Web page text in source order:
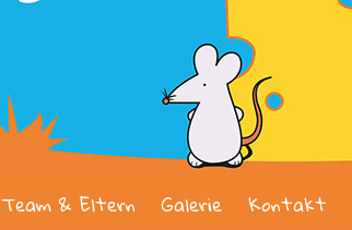
Team & Eltern Galerie Kontakt